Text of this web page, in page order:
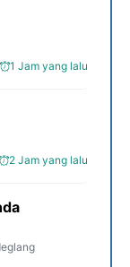
1 Jam yang lalu
2 Jam yang lalu